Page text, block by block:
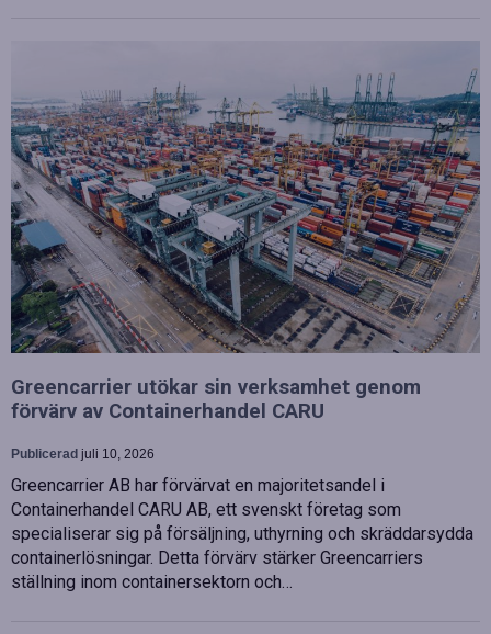
Greencarrier utökar sin verksamhet genom
förvärv av Containerhandel CARU
Publicerad juli 10, 2026
Greencarrier AB har förvärvat en majoritetsandel i
Containerhandel CARU AB, ett svenskt företag som
specialiserar sig på försäljning, uthyrning och skräddarsydda
containerlösningar. Detta förvärv stärker Greencarriers
ställning inom containersektorn och…